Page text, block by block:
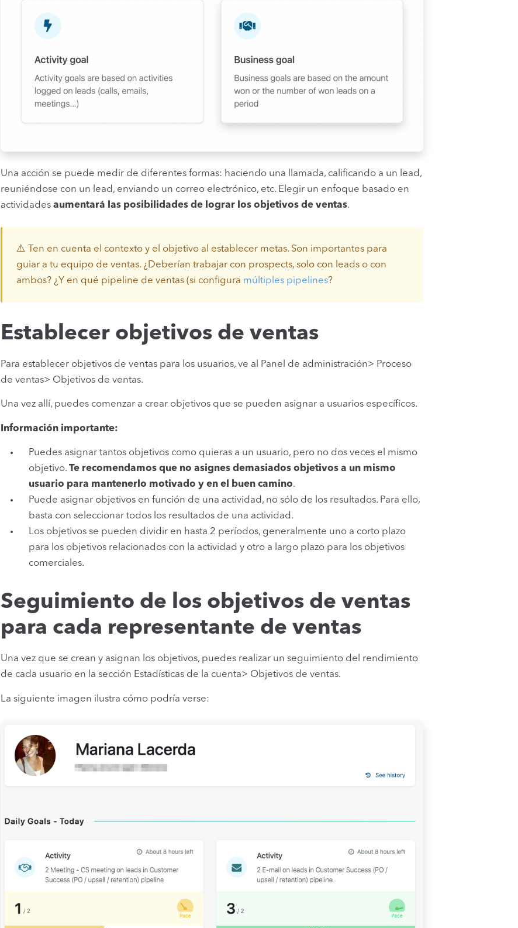
Una acción se puede medir de diferentes formas: haciendo una llamada, calificando a un lead,
reuniéndose con un lead, enviando un correo electrónico, etc. Elegir un enfoque basado en
actividades aumentará las posibilidades de lograr los objetivos de ventas.
⚠️ Ten en cuenta el contexto y el objetivo al establecer metas. Son importantes para
guiar a tu equipo de ventas. ¿Deberían trabajar con prospects, solo con leads o con
ambos? ¿Y en qué pipeline de ventas (si configura múltiples pipelines?
Establecer objetivos de ventas
Para establecer objetivos de ventas para los usuarios, ve al Panel de administración> Proceso
de ventas> Objetivos de ventas.
Una vez allí, puedes comenzar a crear objetivos que se pueden asignar a usuarios específicos.
Información importante:
Puedes asignar tantos objetivos como quieras a un usuario, pero no dos veces el mismo
objetivo. Te recomendamos que no asignes demasiados objetivos a un mismo
usuario para mantenerlo motivado y en el buen camino.
Puede asignar objetivos en función de una actividad, no sólo de los resultados. Para ello,
basta con seleccionar todos los resultados de una actividad.
Los objetivos se pueden dividir en hasta 2 períodos, generalmente uno a corto plazo
para los objetivos relacionados con la actividad y otro a largo plazo para los objetivos
comerciales.
Seguimiento de los objetivos de ventas
para cada representante de ventas
Una vez que se crean y asignan los objetivos, puedes realizar un seguimiento del rendimiento
de cada usuario en la sección Estadísticas de la cuenta> Objetivos de ventas.
La siguiente imagen ilustra cómo podría verse: